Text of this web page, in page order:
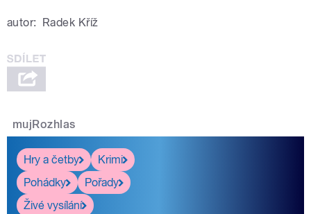
autor: Radek Kříž
mujRozhlas
Hry a četby
Krimi
Pohádky
Pořady
Živé vysílání